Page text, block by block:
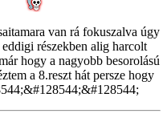
van rá fokuszalva úgy
részekben alig harcolt
hogy a nagyobb besorolású
a 8.reszt hát persze hogy